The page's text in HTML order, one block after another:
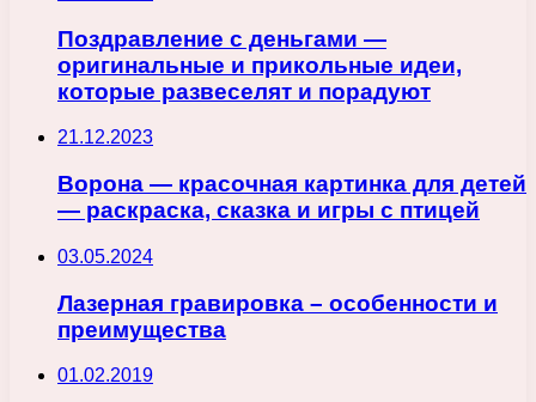
Поздравление с деньгами —
оригинальные и прикольные идеи,
которые развеселят и порадуют
21.12.2023
Ворона — красочная картинка для детей
— раскраска, сказка и игры с птицей
03.05.2024
Лазерная гравировка – особенности и
преимущества
01.02.2019